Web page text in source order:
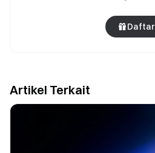
Daftar
Artikel Terkait